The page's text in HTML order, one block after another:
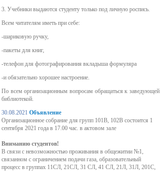
3. Учебники выдаются студенту только под личную роспись.
Всем читателям иметь при себе:
-шариковую ручку,
-пакеты для книг,
-телефон для фотографирования вкладыша формуляра
-и обязательно хорошее настроение.
По всем организационным вопросам обращаться к заведующей
библиотекой.
30.08.2021 Объявление
Организационное собрание для групп 101В, 102В состоится 1
сентября 2021 года в 17.00 час. в актовом зале
Вниманию студентов!
В связи с невозможностью проживания в общежитии №1,
связанном с ограничением подачи газа, образовательный
процесс в группах 11СЛ, 21СЛ, 31 СЛ, 41 СЛ, 21Л, 31Л, 201С,